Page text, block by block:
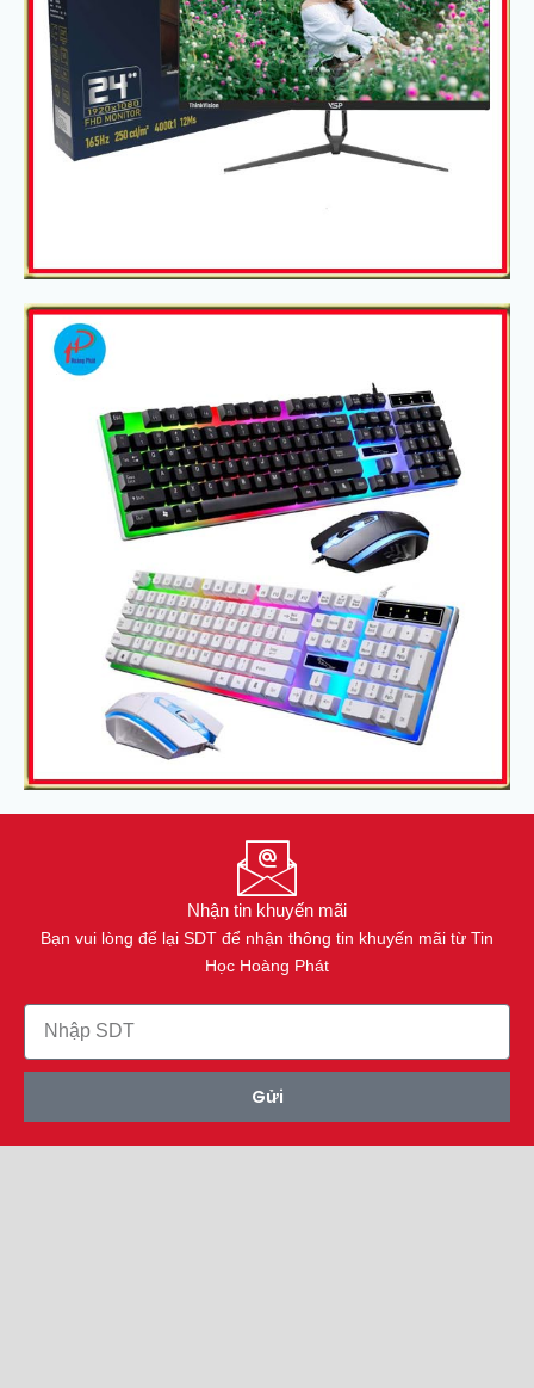
Nhận tin khuyến mãi
Bạn vui lòng để lại SDT để nhận thông tin khuyến mãi từ Tin
Học Hoàng Phát
Gửi